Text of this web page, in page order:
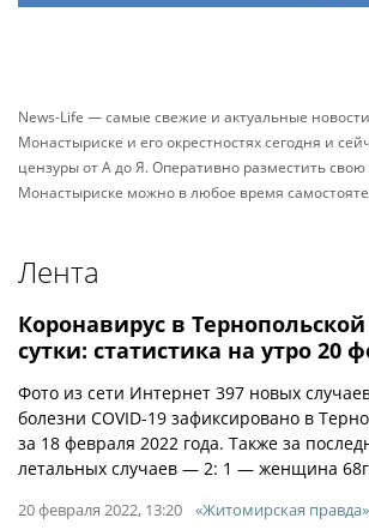
News-Life — самые свежие и актуальные
Монастыриске и его окрестностях сегодня и
цензуры от А до Я. Оперативно разместить свою
Монастыриске можно в любое время
Лента
Коронавирус в
сутки: статистика на утро 20
Фото из сети Интернет 397 новых
болезни COVID-19 зафиксировано в
за 18 февраля 2022 года. Также за
летальных случаев — 2: 1 — женщина
20 февраля 2022, 13:20 «Житомирская правда»